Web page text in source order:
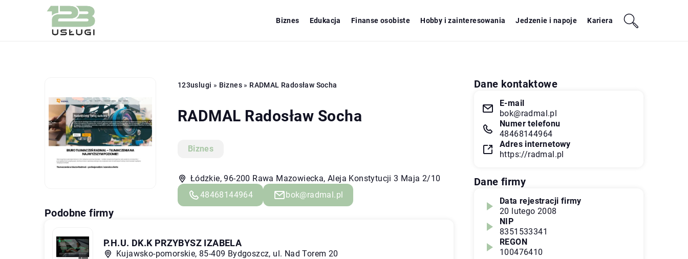
Biznes Edukacja Finanse osobiste Hobby i zainteresowania Jedzenie i napoje Kariera
123uslugi » Biznes» RADMAL Radosław Socha
RADMAL Radosław Socha
Biznes
Łódzkie, 96-200 Rawa Mazowiecka, Aleja Konstytucji 3 Maja 2/10
48468144964
bok@radmal.pl
Podobne firmy
P.H.U. DK.K PRZYBYSZ IZABELA
Kujawsko-pomorskie, 85-409 Bydgoszcz, ul. Nad Torem 20
Dane kontaktowe
E-mail
bok@radmal.pl
Numer telefonu
48468144964
Adres internetowy
https://radmal.pl
Dane firmy
Data rejestracji firmy
20 lutego 2008
NIP
8351533341
REGON
100476410